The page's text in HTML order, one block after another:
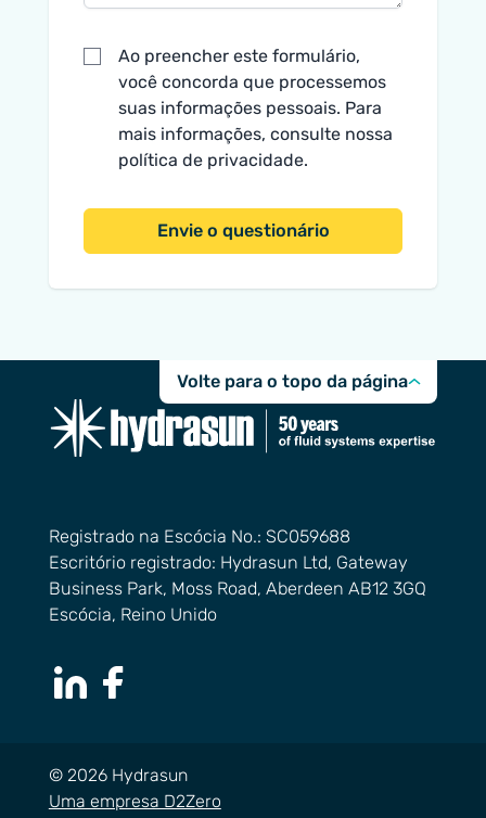
Ao preencher este formulário,
você concorda que processemos
suas informações pessoais. Para
mais informações, consulte nossa
política de privacidade.
Envie o questionário
Volte para o topo da página
Registrado na Escócia No.: SC059688
Escritório registrado: Hydrasun Ltd, Gateway
Business Park, Moss Road, Aberdeen AB12 3GQ
Escócia, Reino Unido
© 2026 Hydrasun
Uma empresa D2Zero